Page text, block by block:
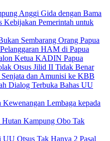
Anggi Gida dengan Bama
Kebijakan Pemerintah untuk
Sembarang Orang Papua
HAM di Papua
Ketua KADIN Papua
Otsus Jilid II Tidak Benar
dan Amunisi ke KBB
Dialog Terbuka Bahas UU
Lembaga kepada
Kampung Obo Tak
Otsus Tak Hanya 2 Pasal